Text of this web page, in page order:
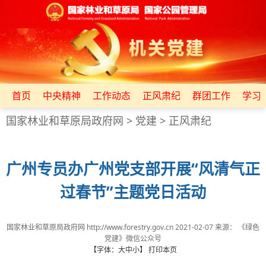
首页 中央精神 工作动态 正风肃纪 群团工作 学习
国家林业和草原局政府网 > 党建 > 正风肃纪
广州专员办广州党支部开展“风清气正
过春节”主题党日活动
国家林业和草原局政府网 http://www.forestry.gov.cn2021-02-07来源：
《绿色
党建》微信公众号
【字体： 大中小】 打印本页